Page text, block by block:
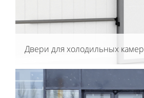
Двери для холодильных камер